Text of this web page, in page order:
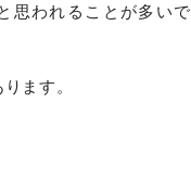
思われることが多いで
ます。